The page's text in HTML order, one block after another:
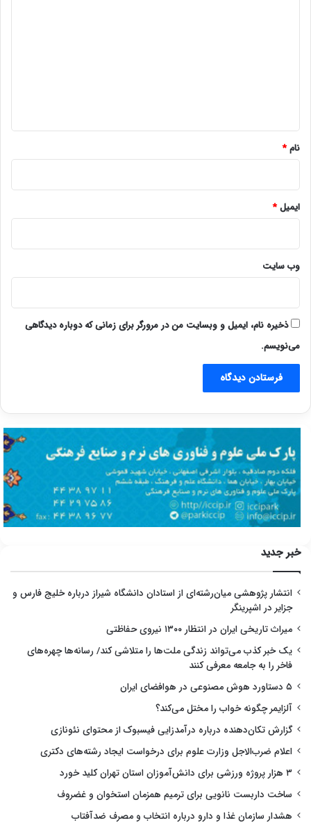
نام*
ایمیل*
وب‌ سایت
ذخیره نام، ایمیل و وبسایت من در مرورگر برای زمانی که دوباره دیدگاهی
می‌نویسم.
خبر جدید
انتشار پژوهشی میان‌رشته‌ای از استادان دانشگاه شیراز درباره خلیج فارس و
جزایر در اشپرینگر
میراث تاریخی ایران در انتظار ۱۳۰۰ نیروی حفاظتی
یک خبر کذب می‌تواند زندگی ملت‌ها را متلاشی کند/ رسانه‌ها چهره‌های
فاخر را به جامعه معرفی کنند
۵ دستاورد هوش مصنوعی در هوافضای ایران
آلزایمر چگونه خواب را مختل می‌کند؟
گزارش تکان‌دهنده درباره درآمدزایی فیسبوک از محتوای نئونازی
اعلام ضرب‌الاجل وزارت علوم برای درخواست ایجاد رشته‌های دکتری
۳ هزار پروژه ورزشی برای دانش‌آموزان استان تهران کلید خورد
ساخت داربست نانویی برای ترمیم همزمان استخوان و غضروف
هشدار سازمان غذا و دارو درباره انتخاب و مصرف ضدآفتاب